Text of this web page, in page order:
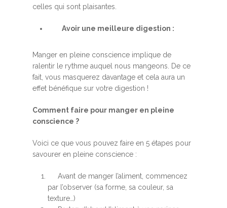
celles qui sont plaisantes.
Avoir une meilleure digestion :
Manger en pleine conscience implique de
ralentir le rythme auquel nous mangeons. De ce
fait, vous masquerez davantage et cela aura un
effet bénéfique sur votre digestion !
Comment faire pour manger en pleine
conscience ?
Voici ce que vous pouvez faire en 5 étapes pour
savourer en pleine conscience :
Avant de manger l’aliment, commencez
par l’observer (sa forme, sa couleur, sa
texture…)